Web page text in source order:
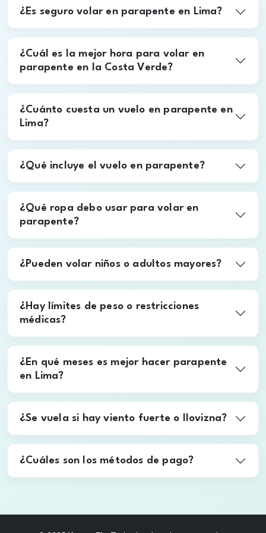
piloto certificadocon años de experiencia. Tú solo
¿Es seguro volar en parapente en Lima?
¿Cuál es la mejor hora para volar en
parapente en la Costa Verde?
¿Cuánto cuesta un vuelo en parapente en
¿Qué incluye el vuelo en parapente?
¿Qué ropa debo usar para volar en
¿Pueden volar niños o adultos mayores?
¿Hay límites de peso o restricciones
médicas?
¿En qué meses es mejor hacer parapente
¿Cuáles son los métodos de pago?